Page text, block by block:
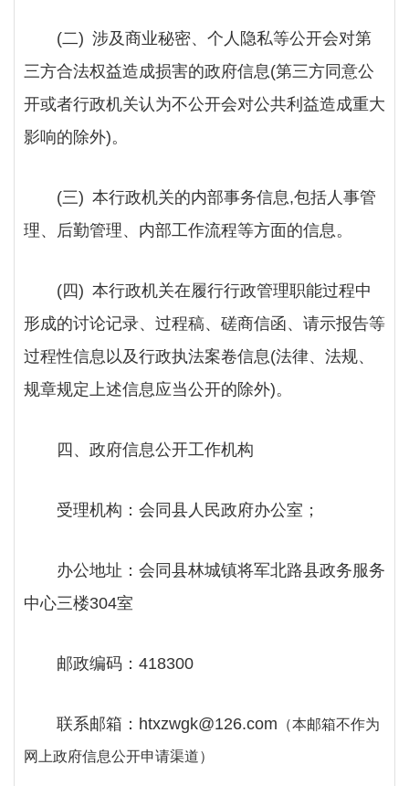
(二) 涉及商业秘密、个人隐私等公开会对第
三方合法权益造成损害的政府信息(第三方同意公
开或者行政机关认为不公开会对公共利益造成重大
影响的除外)。
(三) 本行政机关的内部事务信息,包括人事管
理、后勤管理、内部工作流程等方面的信息。
(四) 本行政机关在履行行政管理职能过程中
形成的讨论记录、过程稿、磋商信函、请示报告等
过程性信息以及行政执法案卷信息(法律、法规、
规章规定上述信息应当公开的除外)。
四、政府信息公开工作机构
受理机构：会同县人民政府办公室；
办公地址：会同县林城镇将军北路县政务服务
中心三楼304室
邮政编码： 418300
联系邮箱： htxzwgk@126.com （本邮箱不作为
网上政府信息公开申请渠道）